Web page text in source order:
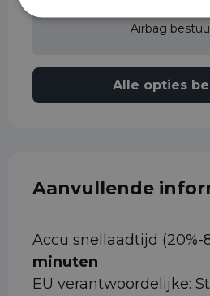
Airbag
Alle opties
Aanvullende
Accu snellaadtijd (20%-
minuten
EU verantwoordelijke: